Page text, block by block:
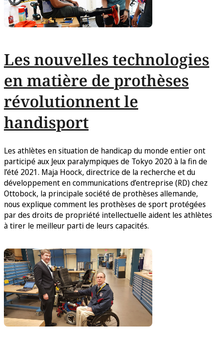
Les nouvelles technologies
en matière de prothèses
révolutionnent le
handisport
Les athlètes en situation de handicap du monde entier ont
participé aux Jeux paralympiques de Tokyo 2020 à la fin de
l’été 2021. Maja Hoock, directrice de la recherche et du
développement en communications d’entreprise (RD) chez
Ottobock, la principale société de prothèses allemande,
nous explique comment les prothèses de sport protégées
par des droits de propriété intellectuelle aident les athlètes
à tirer le meilleur parti de leurs capacités.